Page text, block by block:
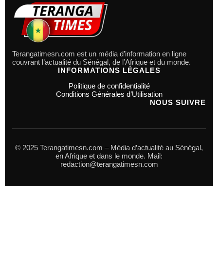
Terangatimesn.com est un média d’information en ligne
couvrant l’actualité du Sénégal, de l’Afrique et du monde.
INFORMATIONS LÉGALES
Politique de confidentialité
Conditions Générales d’Utilisation
NOUS SUIVRE
© 2025 Terangatimesn.com – Média d’actualité au Sénégal,
en Afrique et dans le monde. Mail:
redaction@terangatimesn.com